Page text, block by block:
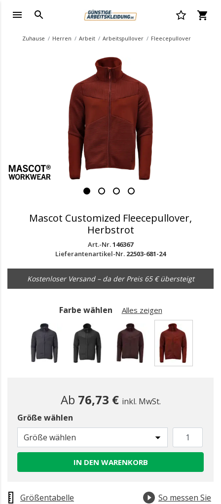
Zuhause Herren Arbeit Arbeitspullover Fleecepullover
Mascot Customized Fleecepullover,
Herbstrot
Art.-Nr.146367
Lieferantenartikel-Nr. 22503-681-24
Kostenloser Versand – da der Preis 65 € übersteigt
Farbe wählen Alles zeigen
Ab 76,73 € inkl. MwSt.
Größe wählen
Größe wählen
IN DEN WARENKORB
Größentabelle
So messen Sie